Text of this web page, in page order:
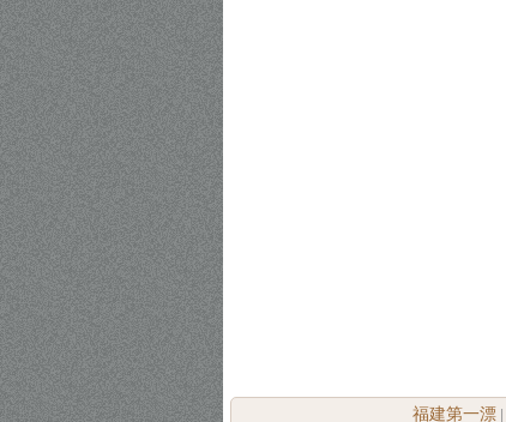
福建第一漂